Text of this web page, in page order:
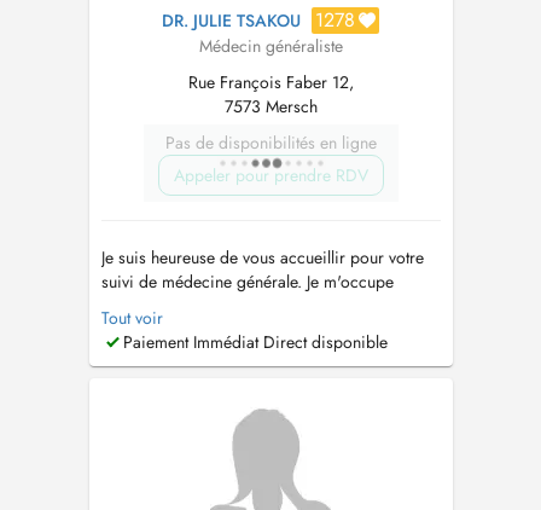
DR. JULIE TSAKOU 1278
Médecin généraliste
Rue François Faber 12,
7573 Mersch
Pas de disponibilités en ligne
Appeler pour prendre RDV
Je suis heureuse de vous accueillir pour votre
suivi de médecine générale. Je m'occupe
également de la santé des enfants dès la
naissance jusqu'à l'âge adulte, y compris les
vaccins. Ainsi que de la santé de la femme (
également des échographies abdomin...
Tout voir
Paiement Immédiat Direct disponible